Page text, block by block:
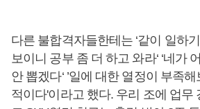
다른 불합격자들한테는 ‘같이 일하
보이니 공부 좀 더 하고 와라‘ ‘네가
안 뽑겠다‘ ’일에 대한 열정이 부족
적이다'이라고 했다. 우리 조에 업무